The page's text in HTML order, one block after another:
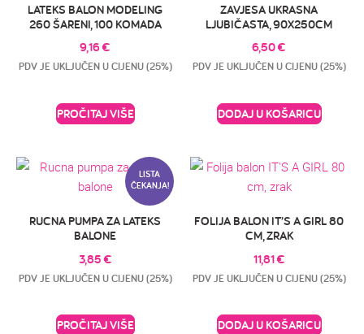
LATEKS BALON MODELING
260 ŠARENI, 100 KOMADA
9,16€
PDV JE UKLJUČEN U CIJENU (25%)
PROČITAJ VIŠE
ZAVJESA UKRASNA
LJUBIČASTA, 90X250CM
6,50€
PDV JE UKLJUČEN U CIJENU (25%)
DODAJ U KOŠARICU
LISTA
ČEKANJA!
RUCNA PUMPA ZA LATEKS
BALONE
3,85 €
PDV JE UKLJUČEN U CIJENU (25%)
PROČITAJ VIŠE
FOLIJA BALON IT’S A GIRL 80
CM, ZRAK
11,81€
PDV JE UKLJUČEN U CIJENU (25%)
DODAJ U KOŠARICU